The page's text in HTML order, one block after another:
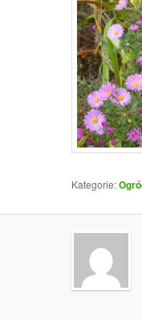
Kategorie: